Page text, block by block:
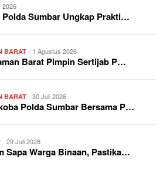
2026
Sumbar Ungkap Prakti…
BARAT 1 Agustus 2026
Barat Pimpin Sertijab P…
BARAT 30 Juli 2026
Polda Sumbar Bersama P…
29 Juli 2026
Sapa Warga Binaan, Pastika…